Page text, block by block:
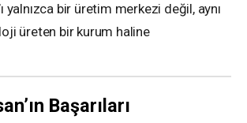
yalnızca bir üretim merkezi değil, aynı
üreten bir kurum haline
Başarıları